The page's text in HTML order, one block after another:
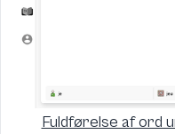
Fuldførelse af ord